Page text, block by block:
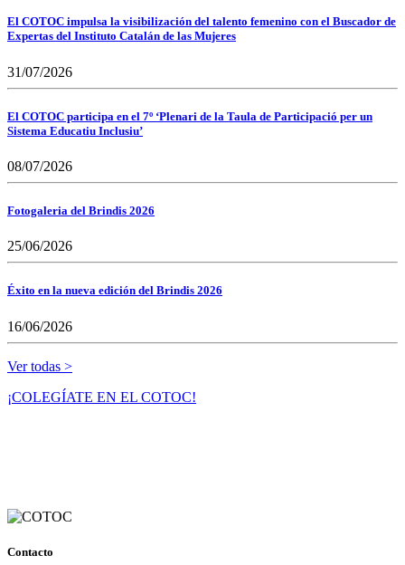
El COTOC impulsa la visibilización del talento femenino con el Buscador de
Expertas del Instituto Catalán de las Mujeres
31/07/2026
El COTOC participa en el 7º ‘Plenari de la Taula de Participació per un
Sistema Educatiu Inclusiu’
08/07/2026
Fotogaleria del Brindis 2026
25/06/2026
Éxito en la nueva edición del Brindis 2026
16/06/2026
Ver todas >
¡COLEGÍATE EN EL COTOC!
Contacto